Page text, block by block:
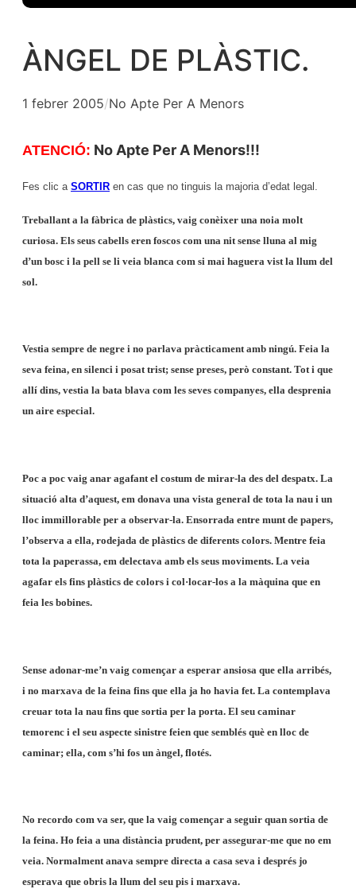
ÀNGEL DE PLÀSTIC.
1 febrer 2005/No Apte Per A Menors
ATENCIÓ: No Apte Per A Menors!!!
Fes clic a SORTIR en cas que no tinguis la majoria d’edat legal.
Treballant a la fàbrica de plàstics, vaig conèixer una noia molt
curiosa. Els seus cabells eren foscos com una nit sense lluna al mig
d’un bosc i la pell se li veia blanca com si mai haguera vist la llum del
sol.
Vestia sempre de negre i no parlava pràcticament amb ningú. Feia la
seva feina, en silenci i posat trist; sense preses, però constant. Tot i que
allí dins, vestia la bata blava com les seves companyes, ella desprenia
un aire especial.
Poc a poc vaig anar agafant el costum de mirar-la des del despatx. La
situació alta d’aquest, em donava una vista general de tota la nau i un
lloc immillorable per a observar-la. Ensorrada entre munt de papers,
l’observa a ella, rodejada de plàstics de diferents colors. Mentre feia
tota la paperassa, em delectava amb els seus moviments. La veia
agafar els fins plàstics de colors i col·locar-los a la màquina que en
feia les bobines.
Sense adonar-me’n vaig començar a esperar ansiosa que ella arribés,
i no marxava de la feina fins que ella ja ho havia fet. La contemplava
creuar tota la nau fins que sortia per la porta. El seu caminar
temorenc i el seu aspecte sinistre feien que semblés què en lloc de
caminar; ella, com s’hi fos un àngel, flotés.
No recordo com va ser, que la vaig començar a seguir quan sortia de
la feina. Ho feia a una distància prudent, per assegurar-me que no em
veia. Normalment anava sempre directa a casa seva i després jo
esperava que obris la llum del seu pis i marxava.